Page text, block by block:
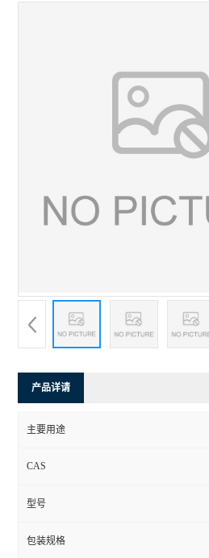
产品详请
主要用途
CAS
型号
包装规格